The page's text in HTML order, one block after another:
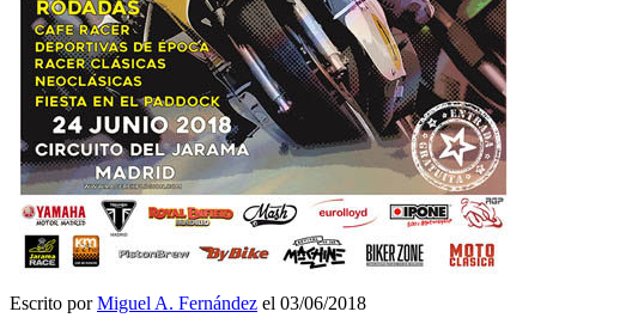
Escrito porMiguel A. Fernández el 03/06/2018